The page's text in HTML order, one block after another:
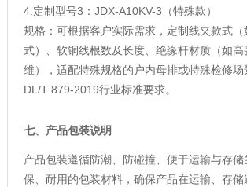
4.定制型号3：JDX-A10KV-3（特殊款）
规格：可根据客户实际需求，定制线夹款式（
式）、软铜线根数及长度、绝缘杆材质（如
维），适配特殊规格的户内母排或特殊检修场
DL/T 879-2019行业标准要求。
七、产品包装说明
产品包装遵循防潮、防碰撞、便于运输与存
保、耐用的包装材料，确保产品在运输、存储